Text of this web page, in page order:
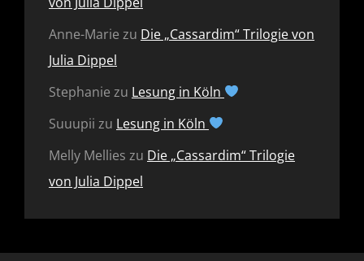
Anne-Marie zu Die „Cassardim“ Trilogie von
Julia Dippel
Stephanie zu Lesung in Köln
Suuupii zu Lesung in Köln
Melly Mellies zu Die „Cassardim“ Trilogie
von Julia Dippel